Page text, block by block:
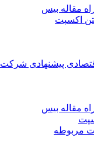
مقاله بیس
پیشنهادی شرکت
مقاله بیس
مربوطه